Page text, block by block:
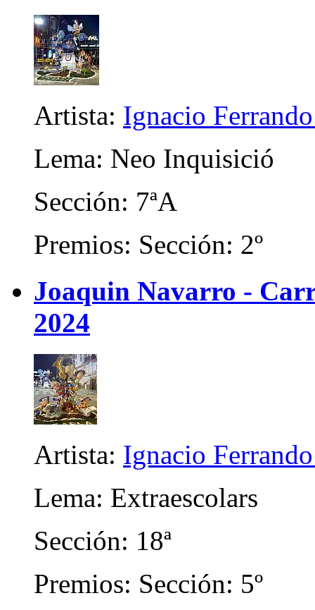
Artista: Ignacio
Lema: Neo Inquisició
Sección: 7ªA
Premios: Sección: 2º
Joaquin Navarro -
2024
Artista: Ignacio
Lema: Extraescolars
Sección: 18ª
Premios: Sección: 5º